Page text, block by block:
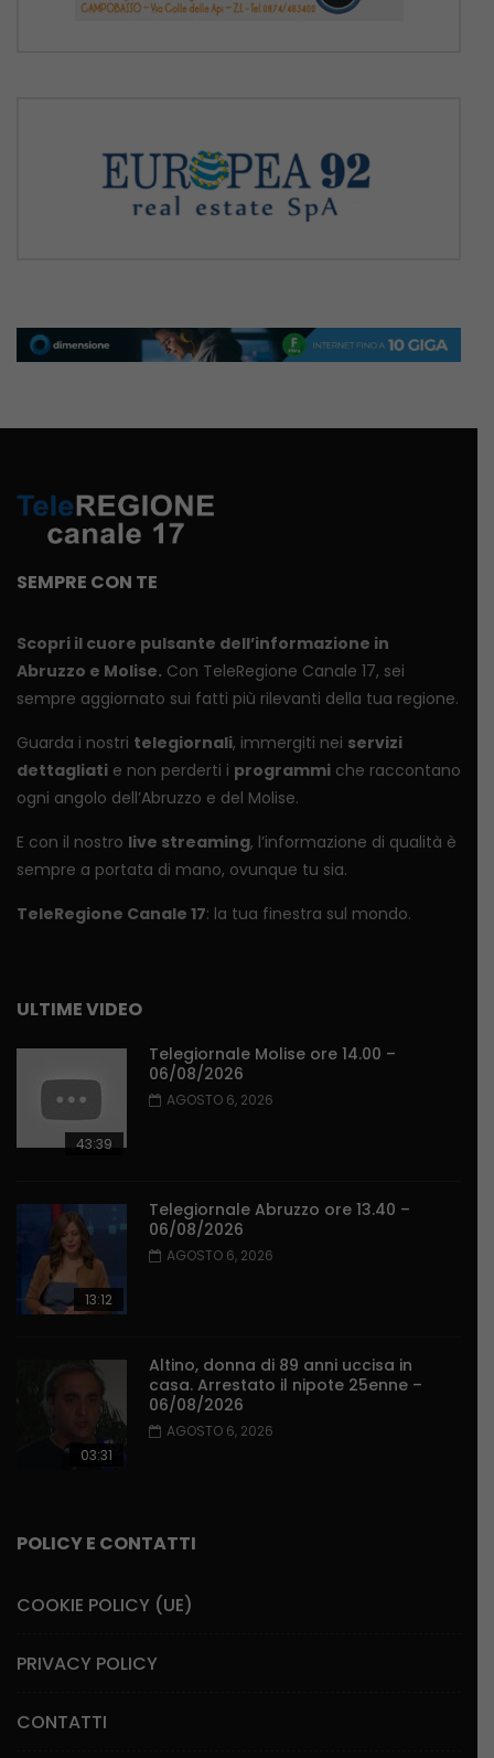
SEMPRE CON TE
Scopri il cuore pulsante dell’informazione in
Abruzzo e Molise. Con TeleRegione Canale 17, sei
sempre aggiornato sui fatti più rilevanti della tua regione.
Guarda i nostri telegiornali, immergiti nei servizi
dettagliati e non perderti i programmi che raccontano
ogni angolo dell’Abruzzo e del Molise.
E con il nostro live streaming, l’informazione di qualità è
sempre a portata di mano, ovunque tu sia.
TeleRegione Canale 17: la tua finestra sul mondo.
ULTIME VIDEO
43:39
Telegiornale Molise ore 14.00 –
06/08/2026
AGOSTO 6, 2026
13:12
Telegiornale Abruzzo ore 13.40 –
06/08/2026
AGOSTO 6, 2026
03:31
Altino, donna di 89 anni uccisa in
casa. Arrestato il nipote 25enne –
06/08/2026
AGOSTO 6, 2026
POLICY E CONTATTI
COOKIE POLICY (UE)
PRIVACY POLICY
CONTATTI